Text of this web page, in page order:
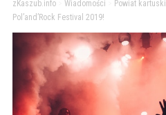
zKaszub.info> Wiadomości Powiat kartuski
Pol’and’Rock Festival 2019!